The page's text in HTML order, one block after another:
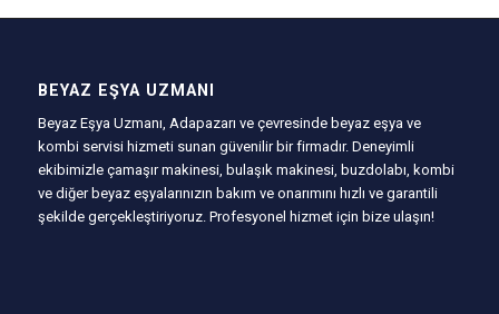
BEYAZ EŞYA UZMANI
Beyaz Eşya Uzmanı, Adapazarı ve çevresinde beyaz eşya ve
kombi servisi hizmeti sunan güvenilir bir firmadır. Deneyimli
ekibimizle çamaşır makinesi, bulaşık makinesi, buzdolabı, kombi
ve diğer beyaz eşyalarınızın bakım ve onarımını hızlı ve garantili
şekilde gerçekleştiriyoruz. Profesyonel hizmet için bize ulaşın!